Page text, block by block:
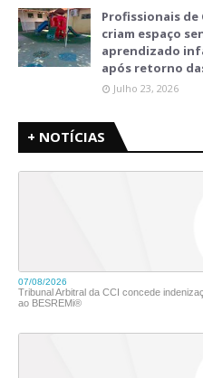
Profissionais de
criam espaço
aprendizado
após retorno
Julho 23, 2026
+ NOTÍCIAS